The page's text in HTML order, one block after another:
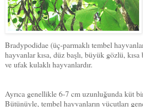
Bradypodidae (üç-parmaklı tembel
hayvanlar kısa, düz başlı, büyük gözlü,
ve ufak kulaklı hayvanlardır.
Ayrıca genellikle 6-7 cm uzunluğunda küt
Bütünüyle, tembel hayvanların vücutları